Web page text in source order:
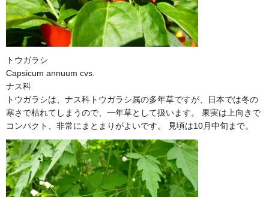
トウガラシ
Capsicum annuum cvs.
ナス科
トウガラシは、ナス科トウガラシ属の多年草ですが、日本では冬の
寒さで枯れてしまうので、一年草として扱います。 果実は上向きで
コンパクト、非常にまとまりがよいです。 見頃は10月中旬まで。